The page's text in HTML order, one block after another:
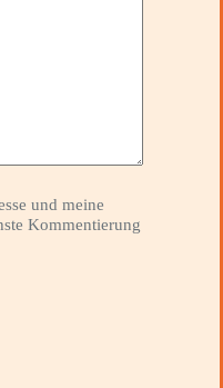
und meine
Kommentierung